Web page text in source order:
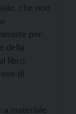
che non
per
della
libro
di
a materiale